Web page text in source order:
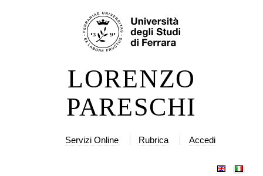
LORENZO
PARESCHI
Servizi Online Rubrica Accedi